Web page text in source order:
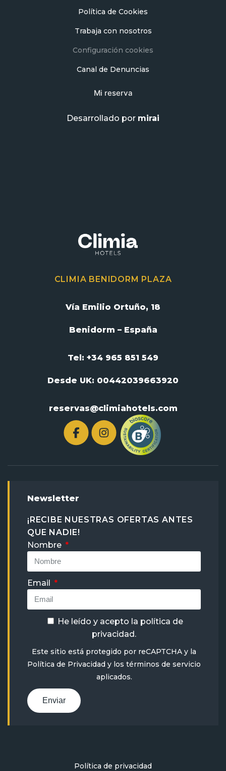
Política de Cookies
Trabaja con nosotros
Configuración cookies
Canal de Denuncias
Mi reserva
Desarrollado por mirai
CLIMIA BENIDORM PLAZA
Vía Emilio Ortuño, 18
Benidorm – España
Tel: +34 965 851 549
Desde UK: 00442039663920
reservas@climiahotels.com
Newsletter
¡RECIBE NUESTRAS OFERTAS ANTES
QUE NADIE!
Nombre
Email
He leído y acepto la política de
privacidad.
Este sitio está protegido por reCAPTCHA y la
Política de Privacidad y los términos de servicio
aplicados.
Enviar
Política de privacidad